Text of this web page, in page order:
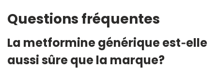
Questions fréquentes
La metformine générique est‑elle
aussi sûre que la marque?